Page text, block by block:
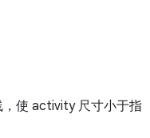
使 activity 尺寸小于指